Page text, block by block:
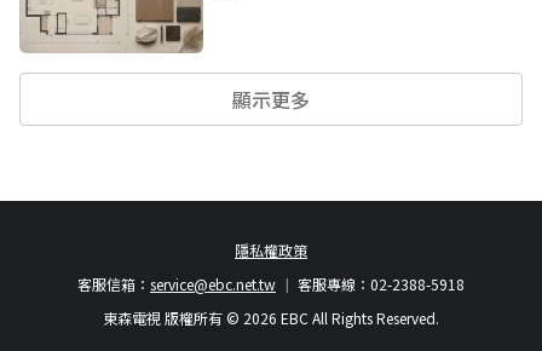
顯示更多
隱私權政策
客服專線：02-2388-5918
客服信箱： service@ebc.net.tw
東森電視 版權所有 © 2026 EBC All Rights Reserved.